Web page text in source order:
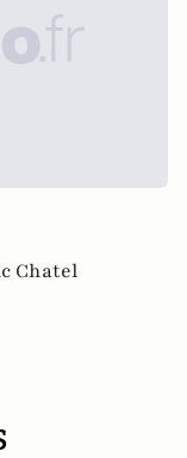
Chatel